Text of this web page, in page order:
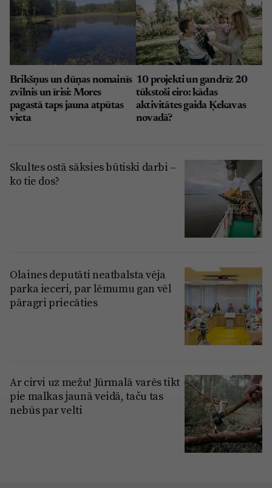
Brikšņus un dūņas nomainīs
zvilnis un īrisi: Mores
pagastā taps jauna atpūtas
vieta
10 projekti un gandrīz 20
tūkstoši eiro: kādas
aktivitātes gaida Ķekavas
novadā?
Skultes ostā sāksies būtiski darbi –
ko tie dos?
Olaines deputāti neatbalsta vēja
parka ieceri, par lēmumu gan vēl
pāragri priecāties
Ar cirvi uz mežu! Jūrmalā varēs tikt
pie malkas jaunā veidā, taču tas
nebūs par velti